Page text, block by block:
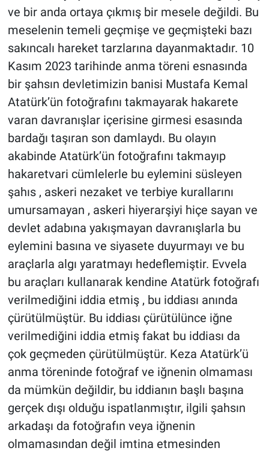
ve bir anda ortaya çıkmış bir mesele değildi. Bu
meselenin temeli geçmişe ve geçmişteki bazı
sakıncalı hareket tarzlarına dayanmaktadır. 10
Kasım 2023 tarihinde anma töreni esnasında
bir şahsın devletimizin banisi Mustafa Kemal
Atatürk’ün fotoğrafını takmayarak hakarete
varan davranışlar içerisine girmesi esasında
bardağı taşıran son damlaydı. Bu olayın
akabinde Atatürk’ün fotoğrafını takmayıp
hakaretvari cümlelerle bu eylemini süsleyen
şahıs , askeri nezaket ve terbiye kurallarını
umursamayan , askeri hiyerarşiyi hiçe sayan ve
devlet adabına yakışmayan davranışlarla bu
eylemini basına ve siyasete duyurmayı ve bu
araçlarla algı yaratmayı hedeflemiştir. Evvela
bu araçları kullanarak kendine Atatürk fotoğrafı
verilmediğini iddia etmiş , bu iddiası anında
çürütülmüştür. Bu iddiası çürütülünce iğne
verilmediğini iddia etmiş fakat bu iddiası da
çok geçmeden çürütülmüştür. Keza Atatürk’ü
anma töreninde fotoğraf ve iğnenin olmaması
da mümkün değildir, bu iddianın başlı başına
gerçek dışı olduğu ispatlanmıştır, ilgili şahsın
arkadaşı da fotoğrafın veya iğnenin
olmamasından değil imtina etmesinden